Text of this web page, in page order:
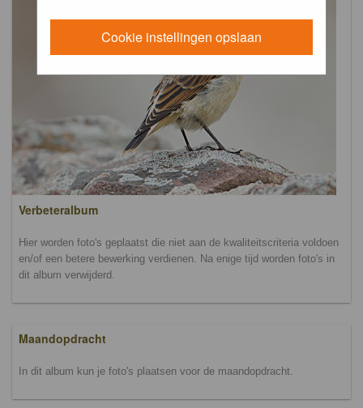
Cookie instellingen opslaan
Verbeteralbum
Hier worden foto's geplaatst die niet aan de kwaliteitscriteria voldoen
en/of een betere bewerking verdienen. Na enige tijd worden foto's in
dit album verwijderd.
Maandopdracht
In dit album kun je foto's plaatsen voor de maandopdracht.